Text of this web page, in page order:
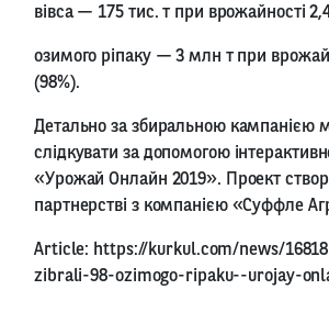
вівса — 175 тис. т при врожайності
озимого ріпаку — 3 млн т при
(98%).
Детально за збиральною кампанією
слідкувати за допомогою
«Урожай Онлайн 2019». Проект
партнерстві з компанією «Суффле
Article: https://kurkul.com/news/
zibrali-98-ozimogo-ripaku--urojay-